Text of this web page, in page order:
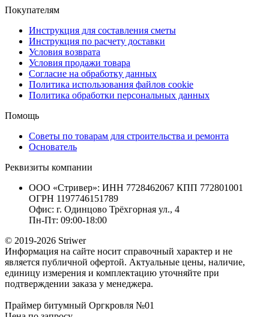
Покупателям
Инструкция для составления сметы
Инструкция по расчету доставки
Условия возврата
Условия продажи товара
Согласие на обработку данных
Политика использования файлов cookie
Политика обработки персональных данных
Помощь
Советы по товарам для строительства и ремонта
Основатель
Реквизиты компании
ООО «Стривер»: ИНН 7728462067 КПП 772801001
ОГРН 1197746151789
Офис: г. Одинцово Трёхгорная ул., 4
Пн-Пт: 09:00-18:00
© 2019-2026 Striwer
Информация на сайте носит справочный характер и не
является публичной офертой. Актуальные цены, наличие,
единицу измерения и комплектацию уточняйте при
подтверждении заказа у менеджера.
Праймер битумный Оргкровля №01